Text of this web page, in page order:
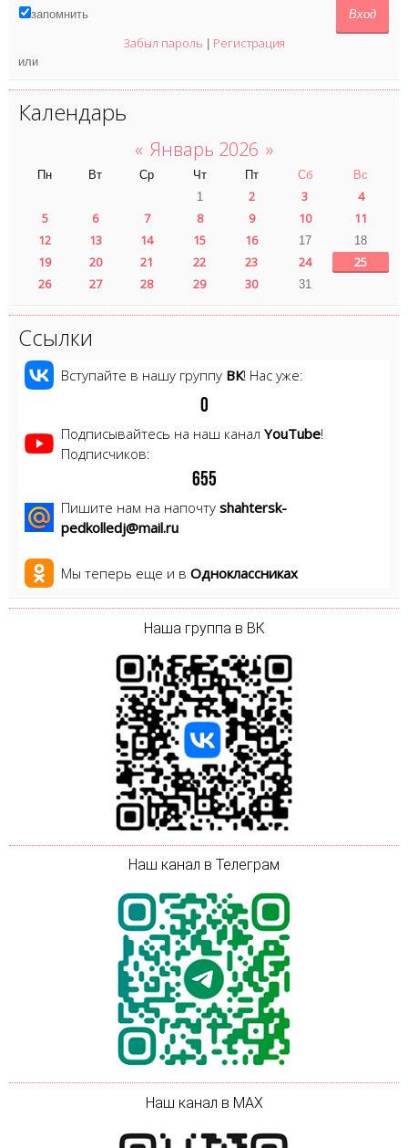
запомнить
Забыл пароль Регистрация
или
Календарь
« Январь 2026 »
Пн Вт Ср Чт Пт Сб
Вс
1
2 3
4
5
6 7 8 9 10
11
12
13 14 15 16 17 18
19 20 21 22 23 24
25
26
27 28 29 30 31
Ссылки
Вступайте в нашу группу ВК! Нас уже:
0
Подписывайтесь на наш канал YouTube!
Подписчиков:
655
Пишите нам на напочту shahtersk-
pedkolledj@mail.ru
Мы теперь еще и в Одноклассниках
Наша группа в ВК
Наш канал в Телеграм
Наш канал в MAX